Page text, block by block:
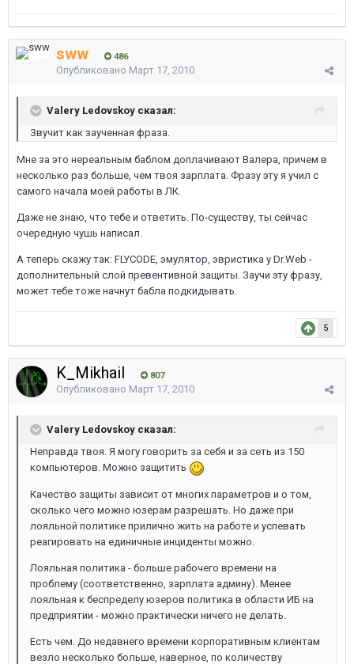
sww 486
Опубликовано Март 17, 2010
Valery Ledovskoy сказал:
Звучит как заученная фраза.
Мне за это нереальным баблом доплачивают Валера, причем в
несколько раз больше, чем твоя зарплата. Фразу эту я учил с
самого начала моей работы в ЛК.
Даже не знаю, что тебе и ответить. По-существу, ты сейчас
очередную чушь написал.
А теперь скажу так: FLYCODE, эмулятор, эвристика у Dr.Web -
дополнительный слой превентивной защиты. Заучи эту фразу,
может тебе тоже начнут бабла подкидывать.
5
K_Mikhail 807
Опубликовано Март 17, 2010
Valery Ledovskoy сказал:
Неправда твоя. Я могу говорить за себя и за сеть из 150
компьютеров. Можно защитить
Качество защиты зависит от многих параметров и о том,
сколько чего можно юзерам разрешать. Но даже при
лояльной политике прилично жить на работе и успевать
реагировать на единичные инциденты можно.
Лояльная политика - больше рабочего времени на
проблему (соответственно, зарплата админу). Менее
лояльная к беспределу юзеров политика в области ИБ на
предприятии - можно практически ничего не делать.
Есть чем. До недавнего времени корпоративным клиентам
везло несколько больше, наверное, по количеству